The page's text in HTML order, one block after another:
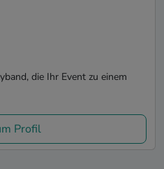
die Ihr Event zu einem
Profil